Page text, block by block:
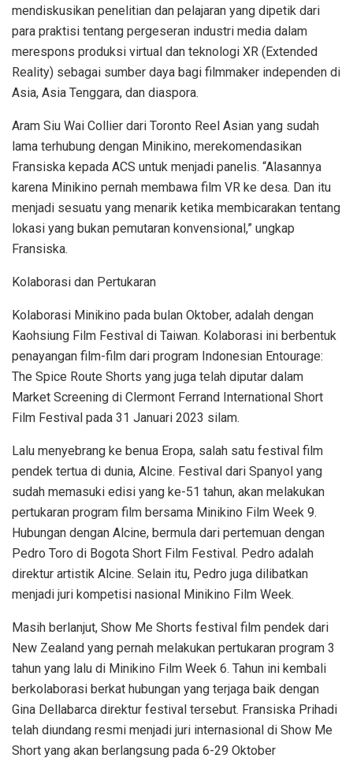
mendiskusikan penelitian dan pelajaran yang dipetik dari
para praktisi tentang pergeseran industri media dalam
merespons produksi virtual dan teknologi XR (Extended
Reality) sebagai sumber daya bagi filmmaker independen di
Asia, Asia Tenggara, dan diaspora.
Aram Siu Wai Collier dari Toronto Reel Asian yang sudah
lama terhubung dengan Minikino, merekomendasikan
Fransiska kepada ACS untuk menjadi panelis. “Alasannya
karena Minikino pernah membawa film VR ke desa. Dan itu
menjadi sesuatu yang menarik ketika membicarakan tentang
lokasi yang bukan pemutaran konvensional,” ungkap
Fransiska.
Kolaborasi dan Pertukaran
Kolaborasi Minikino pada bulan Oktober, adalah dengan
Kaohsiung Film Festival di Taiwan. Kolaborasi ini berbentuk
penayangan film-film dari program Indonesian Entourage:
The Spice Route Shorts yang juga telah diputar dalam
Market Screening di Clermont Ferrand International Short
Film Festival pada 31 Januari 2023 silam.
Lalu menyebrang ke benua Eropa, salah satu festival film
pendek tertua di dunia, Alcine. Festival dari Spanyol yang
sudah memasuki edisi yang ke-51 tahun, akan melakukan
pertukaran program film bersama Minikino Film Week 9.
Hubungan dengan Alcine, bermula dari pertemuan dengan
Pedro Toro di Bogota Short Film Festival. Pedro adalah
direktur artistik Alcine. Selain itu, Pedro juga dilibatkan
menjadi juri kompetisi nasional Minikino Film Week.
Masih berlanjut, Show Me Shorts festival film pendek dari
New Zealand yang pernah melakukan pertukaran program 3
tahun yang lalu di Minikino Film Week 6. Tahun ini kembali
berkolaborasi berkat hubungan yang terjaga baik dengan
Gina Dellabarca direktur festival tersebut. Fransiska Prihadi
telah diundang resmi menjadi juri internasional di Show Me
Short yang akan berlangsung pada 6-29 Oktober